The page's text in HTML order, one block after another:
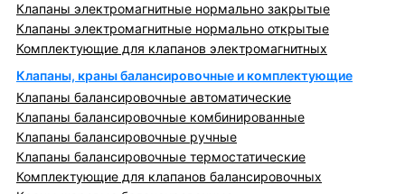
Клапаны электромагнитные нормально закрытые
Клапаны электромагнитные нормально открытые
Комплектующие для клапанов электромагнитных
Клапаны, краны балансировочные и комплектующие
Клапаны балансировочные автоматические
Клапаны балансировочные комбинированные
Клапаны балансировочные ручные
Клапаны балансировочные термостатические
Комплектующие для клапанов балансировочных